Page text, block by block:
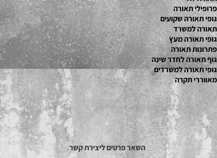
פרופילי תאורה
גופי תאורה שקועים
תאורה למשרד
גופי תאורה מעץ
פתרונות תאורה
גוף תאורה לחדר שינה
גופי תאורה למשרדים
מאווררי תקרה
השאר פרטים ליצירת קשר